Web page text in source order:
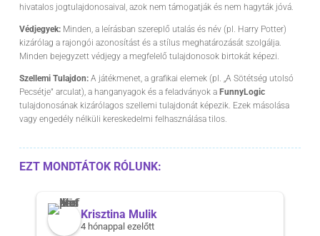
hivatalos jogtulajdonosaival, azok nem támogatják és nem hagyták jóvá.
Védjegyek:Minden, a leírásban szereplő utalás és név (pl. Harry Potter)
kizárólag a rajongói azonosítást és a stílus meghatározását szolgálja.
Minden bejegyzett védjegy a megfelelő tulajdonosok birtokát képezi.
Szellemi Tulajdon:A játékmenet, a grafikai elemek (pl. „A Sötétség utolsó
Pecsétje” arculat), a hanganyagok és a feladványok a FunnyLogic
tulajdonosának kizárólagos szellemi tulajdonát képezik. Ezek másolása
vagy engedély nélküli kereskedelmi felhasználása tilos.
EZT MONDTÁTOK RÓLUNK:
Krisztina Mulik
4 hónappal ezelőtt